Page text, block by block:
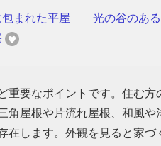
包まれた平屋
光の谷のあ
重要なポイントです。住む
角屋根や片流れ屋根、和風
在します。外観を見ると家